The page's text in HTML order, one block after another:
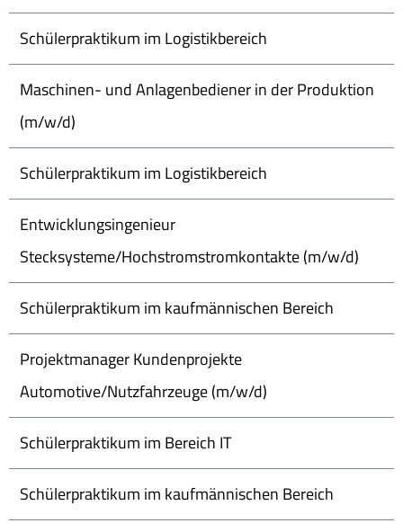
Schülerpraktikum im Logistikbereich
Maschinen- und Anlagenbediener in der Produktion
(m/w/d)
Schülerpraktikum im Logistikbereich
Entwicklungsingenieur
Stecksysteme/Hochstromstromkontakte (m/w/d)
Schülerpraktikum im kaufmännischen Bereich
Projektmanager Kundenprojekte
Automotive/Nutzfahrzeuge (m/w/d)
Schülerpraktikum im Bereich IT
Schülerpraktikum im kaufmännischen Bereich